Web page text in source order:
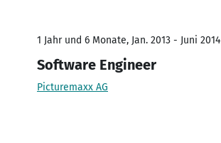
1 Jahr und 6 Monate, Jan. 2013 - Juni 2014
Software Engineer
Picturemaxx AG